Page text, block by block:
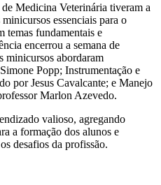
Medicina Veterinária tiveram a
essenciais para o
temas fundamentais e
encerrou a semana de
minicursos abordaram
Popp; Instrumentação e
por Jesus Cavalcante; e Manejo
Marlon Azevedo.
valioso, agregando
a formação dos alunos e
desafios da profissão.